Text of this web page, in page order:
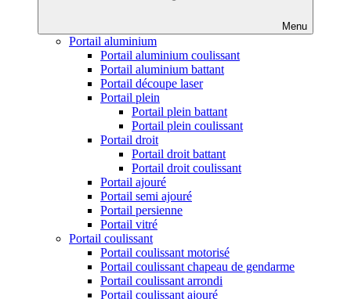
Menu
Portail aluminium
Portail aluminium coulissant
Portail aluminium battant
Portail découpe laser
Portail plein
Portail plein battant
Portail plein coulissant
Portail droit
Portail droit battant
Portail droit coulissant
Portail ajouré
Portail semi ajouré
Portail persienne
Portail vitré
Portail coulissant
Portail coulissant motorisé
Portail coulissant chapeau de gendarme
Portail coulissant arrondi
Portail coulissant ajouré